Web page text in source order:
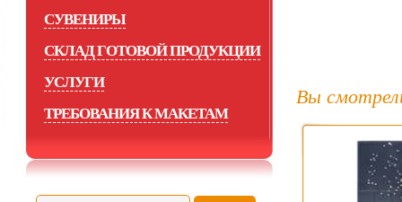
СУВЕНИРЫ
СКЛАД ГОТОВОЙ ПРОДУКЦИИ
УСЛУГИ
ТРЕБОВАНИЯ К МАКЕТАМ
Вы